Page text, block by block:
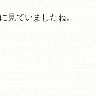
見ていましたね。